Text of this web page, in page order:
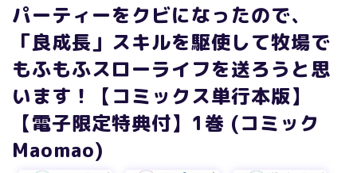
パーティーをクビになったので、
「良成長」スキルを駆使して牧場で
もふもふスローライフを送ろうと思
います！【コミックス単行本版】
【電子限定特典付】1巻 (コミック
Maomao)